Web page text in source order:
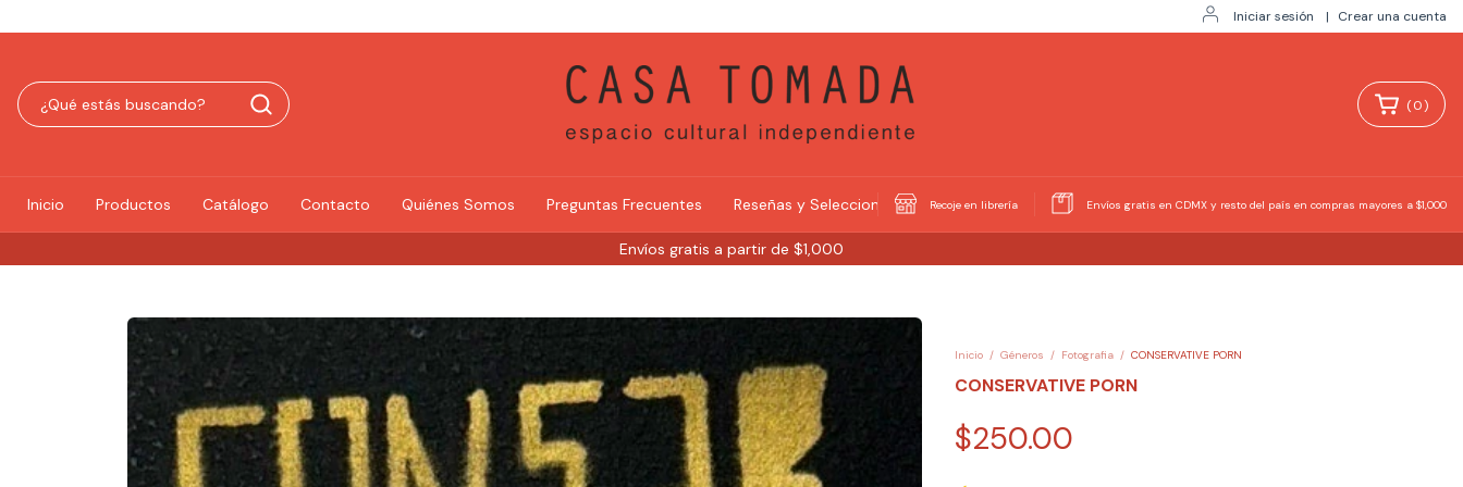
Iniciar sesión | Crear una cuenta
Envíos gratis a partir de $1,000
(0)
Inicio Productos Catálogo Contacto Quiénes Somos Preguntas Frecuentes Reseñas y Selecciones Recoje en librería Envíos gratis en CDMX y resto del país en compras mayores a $1,000
Inicio / Géneros / Fotografia / CONSERVATIVE PORN
CONSERVATIVE PORN
$250.00